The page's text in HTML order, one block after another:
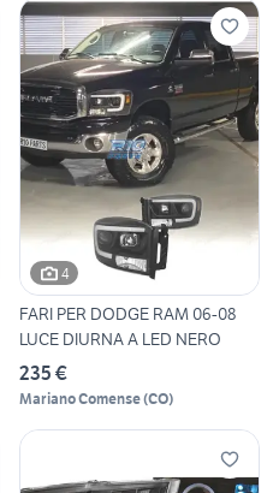
4
FARI PER DODGE RAM 06-08
LUCE DIURNA A LED NERO
235 €
Mariano Comense(CO)